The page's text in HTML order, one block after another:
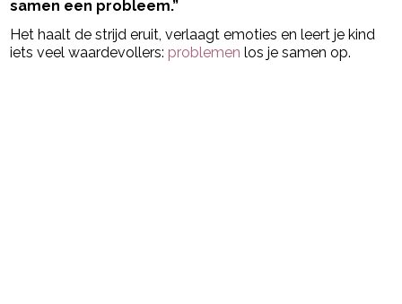
samen een probleem.”
Het haalt de strijd eruit, verlaagt emoties en leert je kind
iets veel waardevollers: problemen los je samen op.